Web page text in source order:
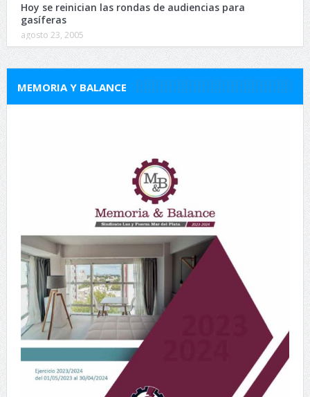
Hoy se reinician las rondas de audiencias para
gasíferas
agosto 23, 2005
MEMORIA Y BALANCE